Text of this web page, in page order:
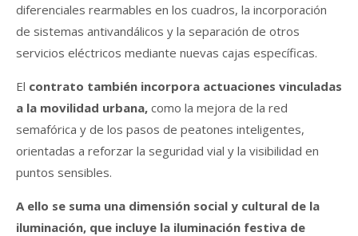
diferenciales rearmables en los cuadros, la incorporación
de sistemas antivandálicos y la separación de otros
servicios eléctricos mediante nuevas cajas específicas.
El contrato también incorpora actuaciones vinculadas
a la movilidad urbana, como la mejora de la red
semafórica y de los pasos de peatones inteligentes,
orientadas a reforzar la seguridad vial y la visibilidad en
puntos sensibles.
A ello se suma una dimensión social y cultural de la
iluminación, que incluye la iluminación festiva de